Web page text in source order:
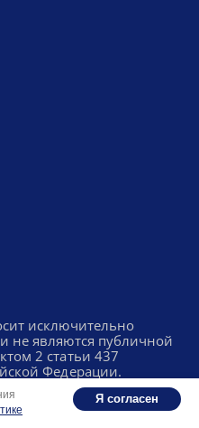
исключительно
не являются публичной
2 статьи 437
Федерации.
Я согласен